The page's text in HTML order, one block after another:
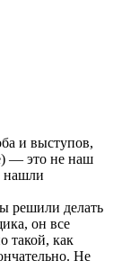
и выступов,
— это не наш
нашли
решили делать
он все
такой, как
Не